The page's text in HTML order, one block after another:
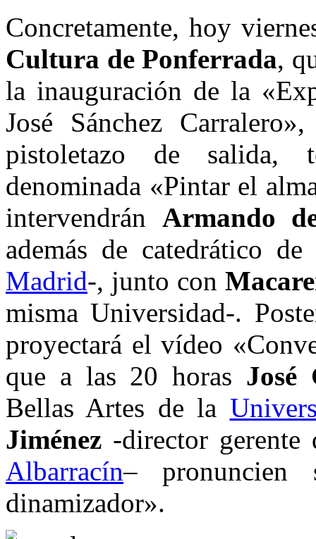
Concretamente, hoy
Cultura de Ponferrada,
la inauguración de la
José Sánchez
pistoletazo de salida,
denominada «Pintar el
intervendrán Armando
además de catedrático
Madrid-, junto con
misma Universidad-.
proyectará el vídeo
que a las 20 horas José
Bellas Artes de la
Jiménez -director
Albarracín– pronuncien
dinamizador».